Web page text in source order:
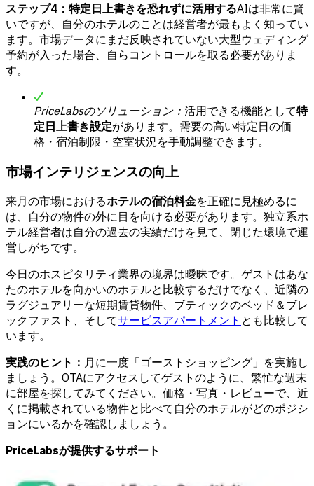
ステップ4：特定日上書きを恐れずに活用するAIは非常に賢
いですが、自分のホテルのことは経営者が最もよく知ってい
ます。市場データにまだ反映されていない大型ウェディング
予約が入った場合、自らコントロールを取る必要がありま
す。
PriceLabsのソリューション： 活用できる機能として特
定日上書き設定があります。需要の高い特定日の価
格・宿泊制限・空室状況を手動調整できます。
市場インテリジェンスの向上
来月の市場におけるホテルの宿泊料金を正確に見極めるに
は、自分の物件の外に目を向ける必要があります。独立系ホ
テル経営者は自分の過去の実績だけを見て、閉じた環境で運
営しがちです。
今日のホスピタリティ業界の境界は曖昧です。ゲストはあな
たのホテルを向かいのホテルと比較するだけでなく、近隣の
ラグジュアリーな短期賃貸物件、ブティックのベッド＆ブレ
ックファスト、そしてサービスアパートメント とも比較して
います。
実践のヒント： 月に一度「ゴーストショッピング」を実施し
ましょう。OTAにアクセスしてゲストのように、繁忙な週末
に部屋を探してみてください。価格・写真・レビューで、近
くに掲載されている物件と比べて自分のホテルがどのポジシ
ョンにいるかを確認しましょう。
PriceLabsが提供するサポート